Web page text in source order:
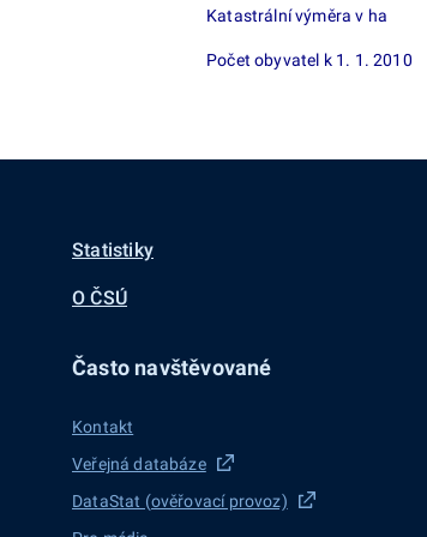
Katastrální výměra v ha
Počet obyvatel k 1. 1. 2010
Statistiky
O ČSÚ
Často navštěvované
Kontakt
Veřejná databáze
DataStat (ověřovací provoz)